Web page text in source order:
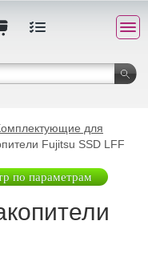
для
Fujitsu SSD LFF
по параметрам